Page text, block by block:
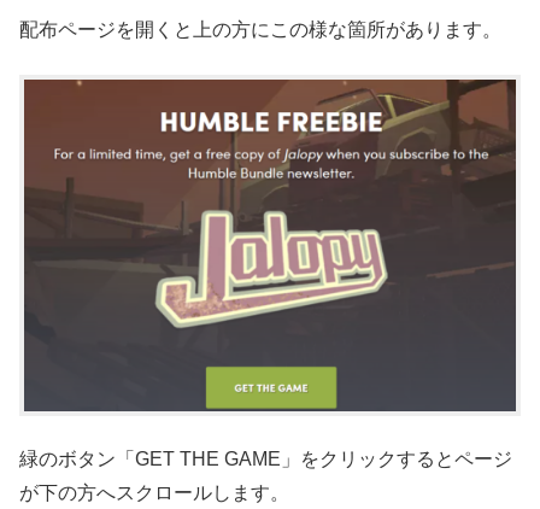
配布ページを開くと上の方にこの様な箇所があります。
緑のボタン「GET THE GAME」をクリックするとページ
が下の方へスクロールします。